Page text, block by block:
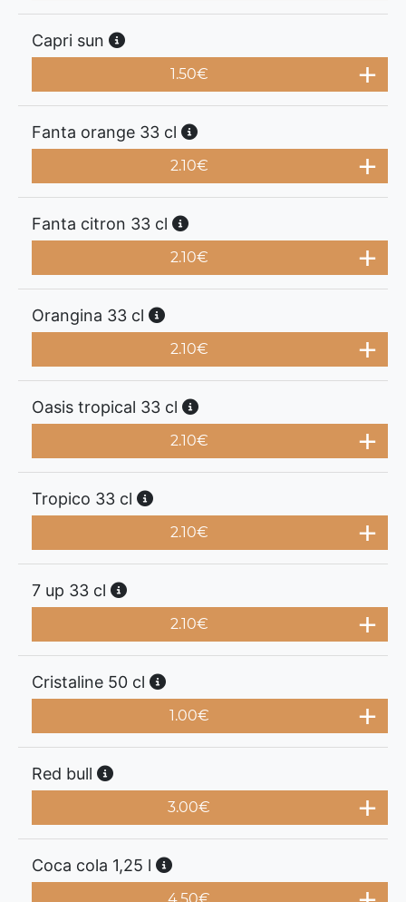
Capri sun
1.50€
Fanta orange 33 cl
2.10€
Fanta citron 33 cl
2.10€
Orangina 33 cl
2.10€
Oasis tropical 33 cl
2.10€
Tropico 33 cl
2.10€
7 up 33 cl
2.10€
Cristaline 50 cl
1.00€
Red bull
3.00€
Coca cola 1,25 l